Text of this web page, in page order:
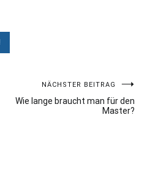
NÄCHSTER BEITRAG
Wie lange braucht man für den
Master?